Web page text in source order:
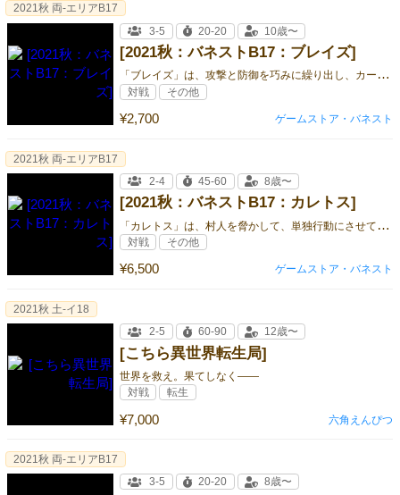
[2021秋：バネストB17：ブレイズ]
「
ブレイズ」は、攻撃と防御を巧みに繰り出し、カードを集めて相手を圧倒し、早く手札をなくしていくハンドマネジメントゲームです。
¥2,700
2021秋 両-エリアB17
3-5
20-20 10歳〜
対戦 その他
ゲームストア・バネスト
[2021秋：バネストB17：カレトス]
「
カレトス」は、村人を脅かして、単独行動にさせて捕らえるために、モンスターやカレトスを動かす、移動と包囲のゲームです。
¥6,500
2021秋 両-エリアB17
2-4
45-60 8歳〜
対戦 その他
ゲームストア・バネスト
[こちら異世界転生局]
世界を救え。果てしなく――
¥7,000
2021秋 土-イ18
2-5
60-90 12歳〜
対戦 転生
六角えんぴつ
2021秋 両-エリアB17
3-5
20-20 8歳〜